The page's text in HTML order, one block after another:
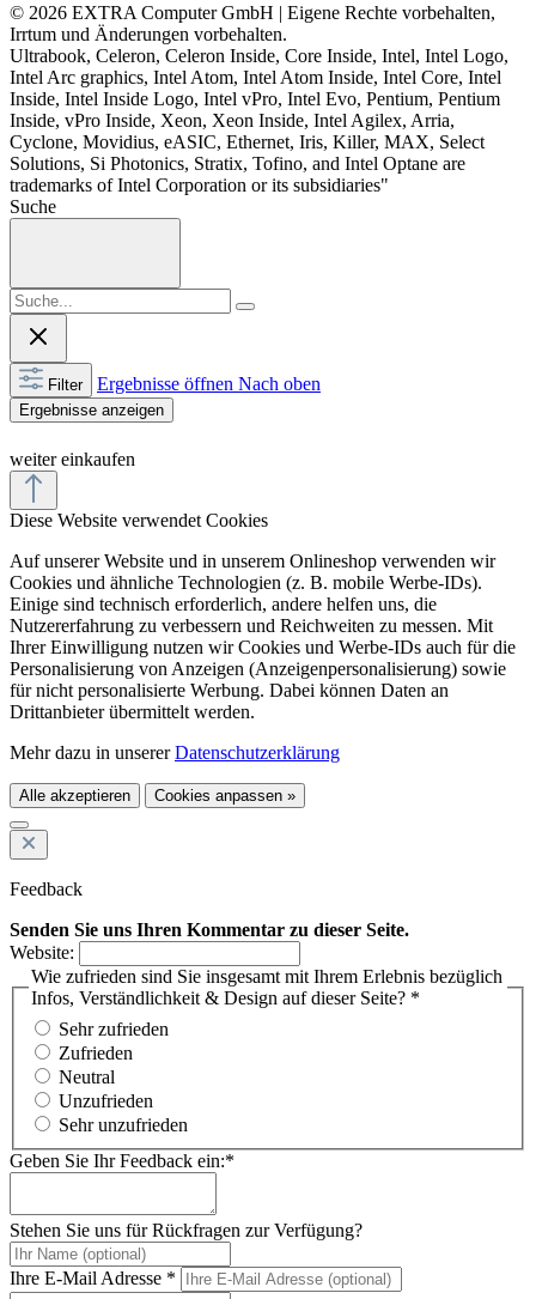
© 2026 EXTRA Computer GmbH | Eigene Rechte vorbehalten,
Irrtum und Änderungen vorbehalten.
Ultrabook, Celeron, Celeron Inside, Core Inside, Intel, Intel Logo,
Intel Arc graphics, Intel Atom, Intel Atom Inside, Intel Core, Intel
Inside, Intel Inside Logo, Intel vPro, Intel Evo, Pentium, Pentium
Inside, vPro Inside, Xeon, Xeon Inside, Intel Agilex, Arria,
Cyclone, Movidius, eASIC, Ethernet, Iris, Killer, MAX, Select
Solutions, Si Photonics, Stratix, Tofino, and Intel Optane are
trademarks of Intel Corporation or its subsidiaries"
Suche
Filter Ergebnisse öffnen Nach oben
Ergebnisse anzeigen
weiter einkaufen
Diese Website verwendet Cookies
Auf unserer Website und in unserem Onlineshop verwenden wir
Cookies und ähnliche Technologien (z. B. mobile Werbe-IDs).
Einige sind technisch erforderlich, andere helfen uns, die
Nutzererfahrung zu verbessern und Reichweiten zu messen. Mit
Ihrer Einwilligung nutzen wir Cookies und Werbe-IDs auch für die
Personalisierung von Anzeigen (Anzeigenpersonalisierung) sowie
für nicht personalisierte Werbung. Dabei können Daten an
Drittanbieter übermittelt werden.
Mehr dazu in unsererDatenschutzerklärung
Alle akzeptieren Cookies anpassen »
Feedback
Senden Sie uns Ihren Kommentar zu dieser Seite.
Website:
Wie zufrieden sind Sie insgesamt mit Ihrem Erlebnis bezüglich
Infos, Verständlichkeit & Design auf dieser Seite? *
Sehr zufrieden
Zufrieden
Neutral
Unzufrieden
Sehr unzufrieden
Geben Sie Ihr Feedback ein:*
Stehen Sie uns für Rückfragen zur Verfügung?
Ihre E-Mail Adresse *